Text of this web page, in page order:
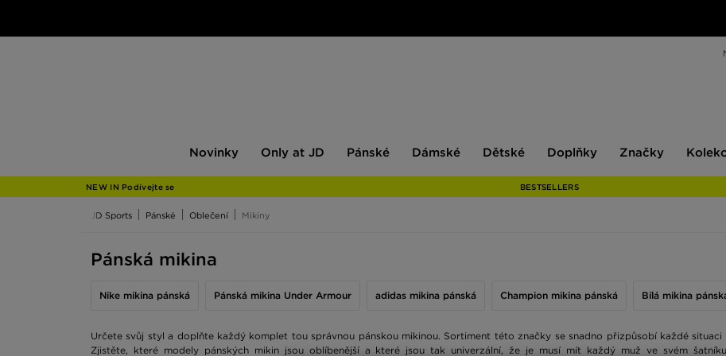
Novinky
JD
Only at JD Pánské Dámské Dětské Doplňky Značky
NEW IN Podívejte se BESTSELLERS
JD Sports Pánské Oblečení Mikiny
Pánská mikina
Určete svůj styl a doplňte každý komplet tou správnou pánskou mikinou. Sortiment této značky se snadno přizpůsobí každé
Zjistěte, které modely pánských mikin jsou oblíbenější a které jsou tak univerzální, že je musí mít každý muž ve svém
Nike mikina pánská Pánská mikina Under Armour adidas mikina pánská Champion mikina pánská Bílá mikina